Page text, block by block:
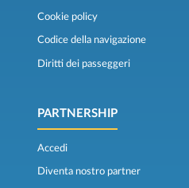
Cookie policy
Codice della navigazione
Diritti dei passeggeri
PARTNERSHIP
Accedi
Diventa nostro partner